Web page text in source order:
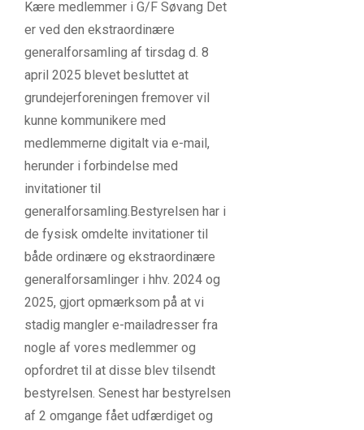
Kære medlemmer i G/F Søvang Det
er ved den ekstraordinære
generalforsamling af tirsdag d. 8
april 2025 blevet besluttet at
grundejerforeningen fremover vil
kunne kommunikere med
medlemmerne digitalt via e-mail,
herunder i forbindelse med
invitationer til
generalforsamling.Bestyrelsen har i
de fysisk omdelte invitationer til
både ordinære og ekstraordinære
generalforsamlinger i hhv. 2024 og
2025, gjort opmærksom på at vi
stadig mangler e-mailadresser fra
nogle af vores medlemmer og
opfordret til at disse blev tilsendt
bestyrelsen. Senest har bestyrelsen
af 2 omgange fået udfærdiget og